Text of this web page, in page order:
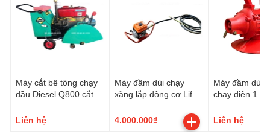
Máy cắt bê tông chạy
dầu Diesel Q800 cắt
trợ lực)
Liên hệ
Máy đầm dùi chạy
xăng lắp động cơ Lifan
4.000.000₫
Máy đầm dùi
chạy điện
Liên hệ